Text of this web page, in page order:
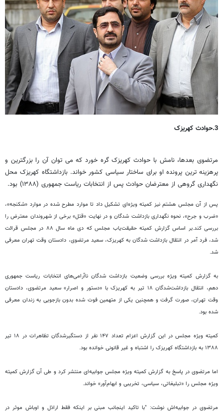
3.حوادث کهریزک
مرتضوی بعدها، نامش با حوادث کهریزک گره خورد که می توان آن را بزرگترین و
پرهزینه ترین پرونده او برای ساختار سیاسی کشور خواند. بازداشتگاه کهریزک محل
نگهداری گروهی از معترضان حوادث پس از انتخابات ریاست جمهوری (۱۳۸۸) بود.
پس از آن مجلس هشتم نیز کمیته ویژه‌ای تشکیل داد تا موارد مطرح شده در موارد «شکنجه»،
«ضرب و جرح»، نحوه نگهداری بازداشت شدگان و در نهایت «قتل» برخی از شهروندان معترض را
بررسی کند.بر اساس گزارش کمیته حقیقت‌یاب مجلس که دی ماه سال ۸۸ در مجلس قرائت
شد، فرد آمر در انتقال بازداشت شدگان به کهریزک، سعید مرتضوی، دادستان وقت تهران معرفی
شد.
به گزارش کمیته ویژه بررسی وضعیت بازداشت شدگان ناآرامی‌های انتخابات ریاست جمهوری
دهم، انتقال بازداشت‌شدگان ۱۸ تیر به کهریزک با «دستور و اصرار» سعید مرتضوی، دادستان
وقت تهران، صورت گرفت و همچنین یکی از متهمین فوت شده بدون بازجویی به زندان معرفی
شده بود.
کمیته ویژه مجلس در این گزارش اعزام تعداد ۱۴۷ نفر از دستگیرشدگان تظاهرات در ۱۸ تیر
۱۳۸۸ به بازداشتگاه کهریزک را اشتباه و غیر قانونی خوانده بود.
اما مرتضوی در پاسخ به گزارش کمیته ویژه مجلس جوابیه‌ای منتشر کرد و طی آن گزارش کمیته
ویژه مجلس را «تبلیغاتی، سیاسی، تخریبی و ابهام‌آور» خواند.
مرتضوی در جوابیه‌اش نوشت: "با تاکید اینجانب مبنی بر اینکه فقط اراذل و اوباش موثر در